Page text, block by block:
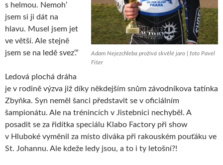
Adam Nejezchleba prožívá skvělé jaro | foto Pavel
Fišer
s helmou. Nemoh‘
jsem si ji dát na
hlavu. Musel jsem jet
ve větší. Ale stejně
jsem se na ledě svez‘.“
Ledová plochá dráha
je v rodině výzva již díky někdejším snům závodníkova tatínka
Zbyňka. Syn neměl šanci představit se v oficiálním
šampionátu. Ale na trénincích v Jistebnici nechyběl. A
posadit se za řidítka speciálu Klabo Factory při show
v Hluboké vyměnil za místo diváka při rakouském pouťáku ve
St. Johannu. Ale kdeže ledy jsou, a to i ty letošní?!